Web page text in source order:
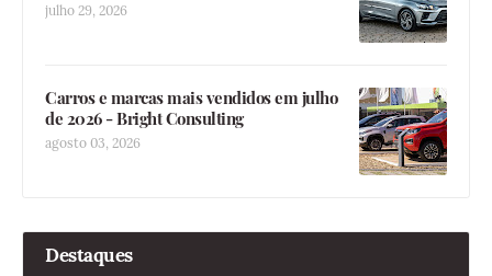
julho 29, 2026
Carros e marcas mais vendidos em julho
de 2026 - Bright Consulting
agosto 03, 2026
Destaques